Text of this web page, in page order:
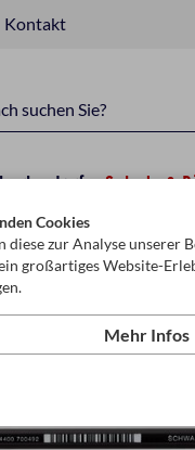
Kontakt
Schule &
& Korrigieren
Cookies
diese zur Analyse unserer
großartiges Website-
Mehr Infos